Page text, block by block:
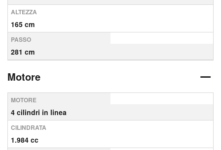
ALTEZZA
165 cm
PASSO
281 cm
Motore
MOTORE
4 cilindri in linea
CILINDRATA
1.984 cc